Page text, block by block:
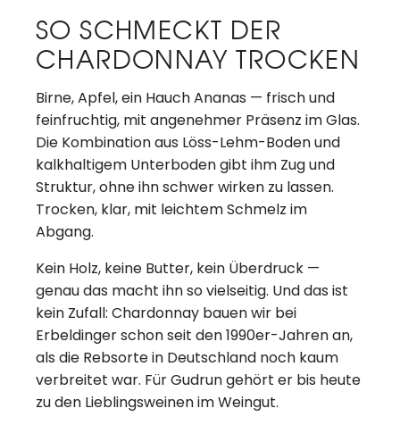
SO SCHMECKT DER
CHARDONNAY TROCKEN
Birne, Apfel, ein Hauch Ananas — frisch und
feinfruchtig, mit angenehmer Präsenz im Glas.
Die Kombination aus Löss-Lehm-Boden und
kalkhaltigem Unterboden gibt ihm Zug und
Struktur, ohne ihn schwer wirken zu lassen.
Trocken, klar, mit leichtem Schmelz im
Abgang.
Kein Holz, keine Butter, kein Überdruck —
genau das macht ihn so vielseitig. Und das ist
kein Zufall: Chardonnay bauen wir bei
Erbeldinger schon seit den 1990er-Jahren an,
als die Rebsorte in Deutschland noch kaum
verbreitet war. Für Gudrun gehört er bis heute
zu den Lieblingsweinen im Weingut.